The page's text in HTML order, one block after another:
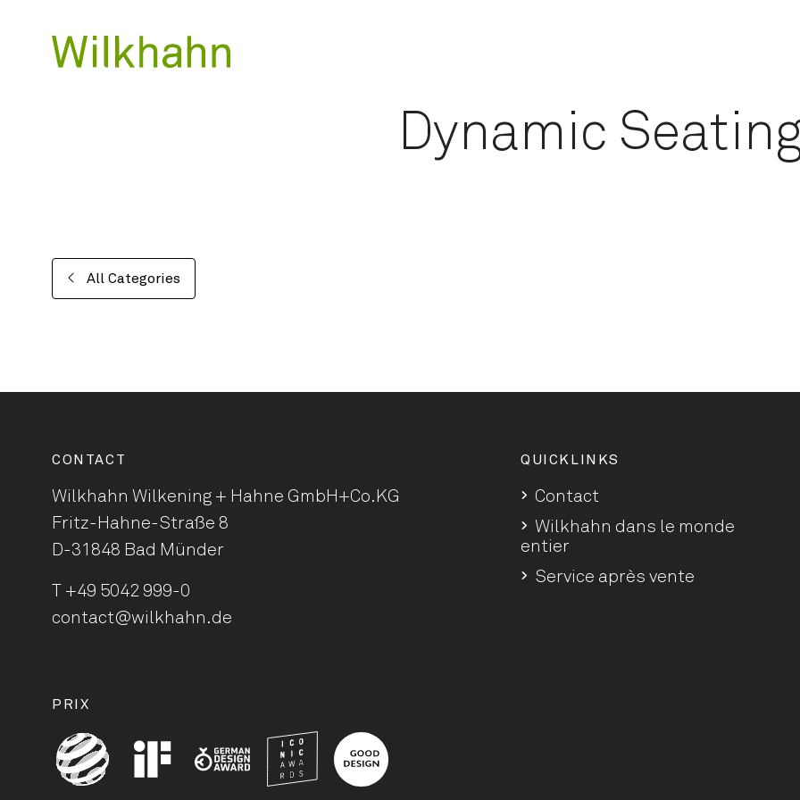
Dynamic
All Categories
CONTACT
Wilkhahn Wilkening + Hahne GmbH+Co.KG
Fritz-Hahne-Straße 8
D-31848 Bad Münder
+49 5042 999-0
contact@wilkhahn.de
QUICKLINKS
Contact
Wilkhahn dans le monde
entier
Service après vente
PRIX